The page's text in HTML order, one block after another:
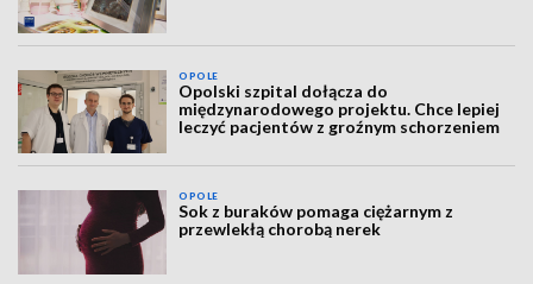
OPOLE
Opolski szpital dołącza do
międzynarodowego projektu. Chce lepiej
leczyć pacjentów z groźnym schorzeniem
OPOLE
Sok z buraków pomaga ciężarnym z
przewlekłą chorobą nerek